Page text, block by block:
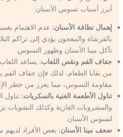
أبرز أسباب تسوس الأسنان:
إهمال نظافة الأسنان: عدم الاهتمام
بالفرشاة والمعجون يؤدي إلى تراكم
تآكل مينا الأسنان وظهور التسوس.
جفاف الفم ونقص اللعاب: يساعد
من بقايا الطعام، لذلك فإن جفاف
مقاومة التسوس، مما يعزز من خطر
تناول الأطعمة الغنية بالسكريات: تناول
والمشروبات الغازية وكذلك النشويات
لتسوس الأسنان.
ضعف مينا الأسنان: بعض الأفراد لديهم